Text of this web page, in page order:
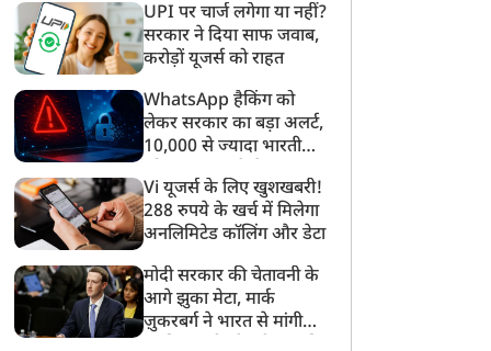
UPI पर चार्ज लगेगा या नहीं?
सरकार ने दिया साफ जवाब,
करोड़ों यूजर्स को राहत
WhatsApp हैकिंग को
लेकर सरकार का बड़ा अलर्ट,
10,000 से ज्यादा भारतीयों
गया
Vi यूजर्स के लिए खुशखबरी!
288 रुपये के खर्च में मिलेगा
अनलिमिटेड कॉलिंग और डेटा
मोदी सरकार की चेतावनी के
आगे झुका मेटा, मार्क
ज़ुकरबर्ग ने भारत से मांगी